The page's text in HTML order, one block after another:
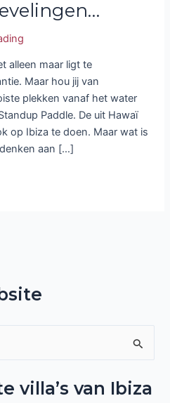
alleen maar ligt te
Maar hou jij van
plekken vanaf het water
Paddle. De uit Hawaï
op Ibiza te doen. Maar wat is
aan […]
villa’s van Ibiza